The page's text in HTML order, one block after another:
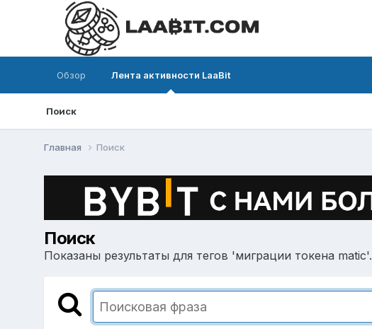
Обзор Лента активности LaaBit
Поиск
Главная Поиск
Поиск
Показаны результаты для тегов 'миграции токена matic'.